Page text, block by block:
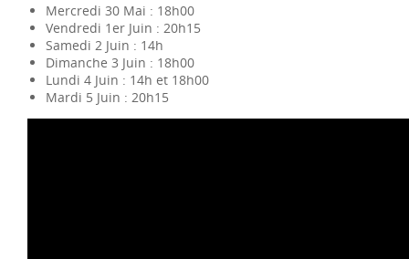
Mercredi 30 Mai : 18h00
Vendredi 1er Juin : 20h15
Samedi 2 Juin : 14h
Dimanche 3 Juin : 18h00
Lundi 4 Juin : 14h et 18h00
Mardi 5 Juin : 20h15